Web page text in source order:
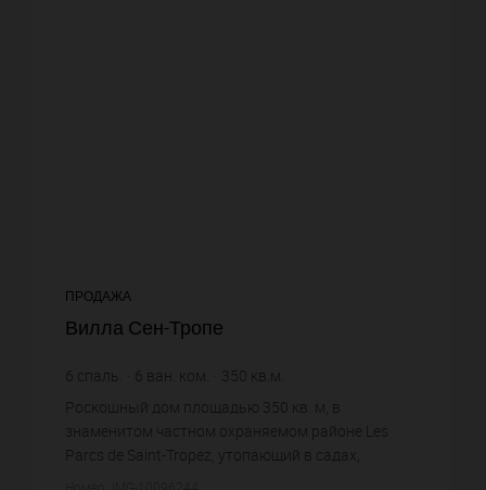
ПРОДАЖА
Вилла Сен-Тропе
6 спаль. 6 ван. ком. 350 кв.м.
кв.м. зем. уч.
Роскошный дом площадью 350 кв. м, в
знаменитом частном охраняемом районе Les
Parcs de Saint-Tropez, утопающий в садах,